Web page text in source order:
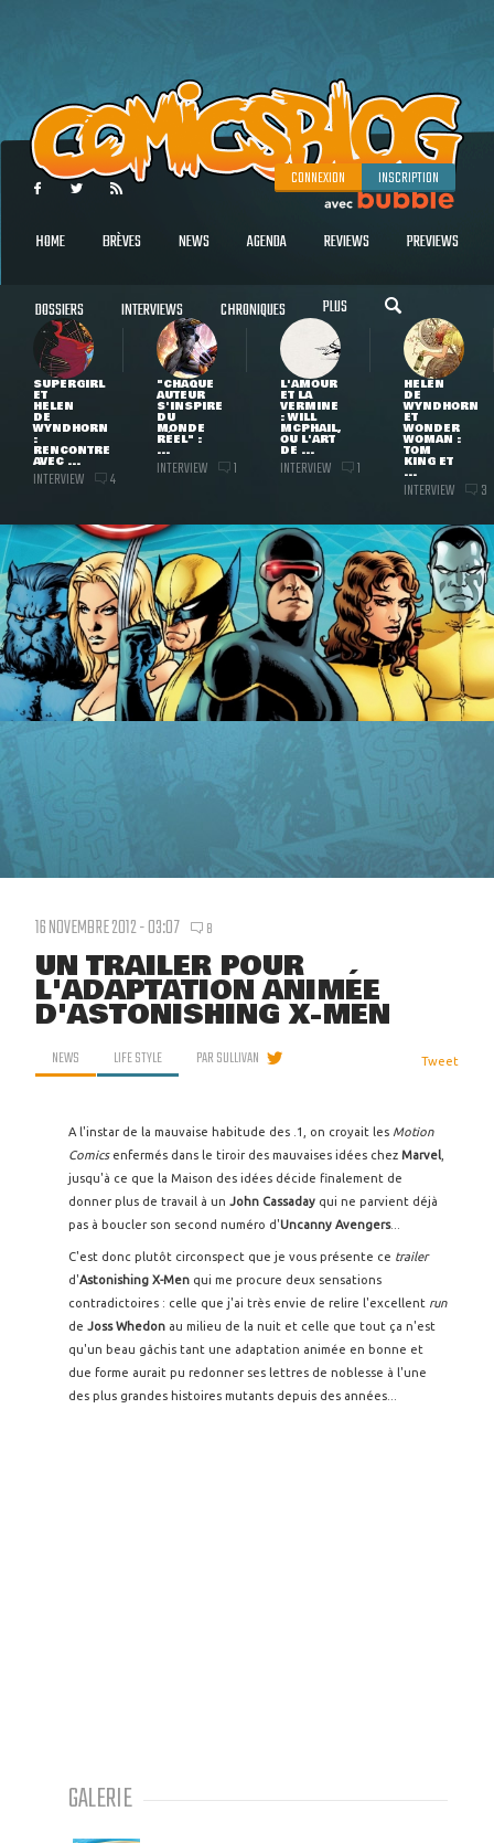
CONNEXION INSCRIPTION
HOME BRÈVES NEWS AGENDA REVIEWS PREVIEWS
DOSSIERS INTERVIEWS CHRONIQUES PLUS
SUPERGIRL
ET
HELEN
DE
WYNDHORN
:
RENCONTRE
AVEC ...
INTERVIEW 4
"CHAQUE
AUTEUR
S'INSPIRE
DU
MONDE
RÉEL" :
...
INTERVIEW 1
L'AMOUR
ET LA
VERMINE
: WILL
MCPHAIL,
OU L'ART
DE ...
INTERVIEW 1
HELEN
DE
WYNDHORN
ET
WONDER
WOMAN :
TOM
KING ET
...
INTERVIEW 3
16 NOVEMBRE 2012 - 03:07 8
UN TRAILER POUR
L'ADAPTATION ANIMÉE
D'ASTONISHING X-MEN
NEWS LIFE STYLE PARSULLIVAN Tweet
A l'instar de la mauvaise habitude des .1, on croyait les Motion
Comicsenfermés dans le tiroir des mauvaises idées chez Marvel
jusqu'à ce que la Maison des idées décide finalement de
donner plus de travail à un John Cassaday qui ne parvient déjà
pas à boucler son second numéro d'Uncanny Avengers...
C'est donc plutôt circonspect que je vous présente ce trailer
d'Astonishing X-Men qui me procure deux sensations
contradictoires : celle que j'ai très envie de relire l'excellent run
de Joss Whedon au milieu de la nuit et celle que tout ça n'est
qu'un beau gâchis tant une adaptation animée en bonne et
due forme aurait pu redonner ses lettres de noblesse à l'une
des plus grandes histoires mutants depuis des années...
GALERIE